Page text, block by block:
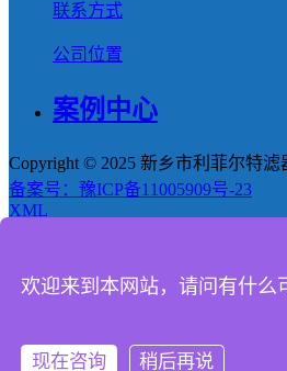
联系方式
公司位置
案例中心
Copyright © 2025 新乡市利菲尔特
备案号：豫ICP备11005909号-23
XML
产品
新闻
欢迎来到本网站，请问有什么
现在咨询 稍后再说